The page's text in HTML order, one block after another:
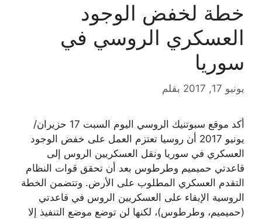
خطة لخفض الوجود
العسكري الروسي في
سوريا
يونيو 17, 2017 بقلم
أكد موقع سبوتنيك الروسي اليوم السبت 17 حزيران/
يونيو 2017 أن روسيا تعتزم العمل على خفض الوجود
العسكري في سوريا ونقل العسكريين الروس إلى
قاعدتي حميميم وطرطوس بعد أن تحقق قوات النظام
التقدم العسكري المطلوب على الأرض. وتتضمن الخطة
الروسية الإبقاء على العسكريين الروس في قاعدتي
(حميميم، وطرطوس)، لكنها لن توضع موضع التنفيذ إلا